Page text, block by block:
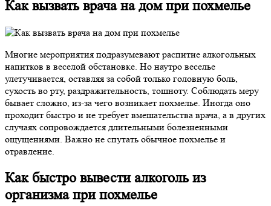
Как вызвать врача на дом при похмелье
Многие мероприятия подразумевают распитие алкогольных
напитков в веселой обстановке. Но наутро веселье
улетучивается, оставляя за собой только головную боль,
сухость во рту, раздражительность, тошноту. Соблюдать меру
бывает сложно, из-за чего возникает похмелье. Иногда оно
проходит быстро и не требует вмешательства врача, а в других
случаях сопровождается длительными болезненными
ощущениями. Важно не спутать обычное похмелье и
отравление.
Как быстро вывести алкоголь из
организма при похмелье